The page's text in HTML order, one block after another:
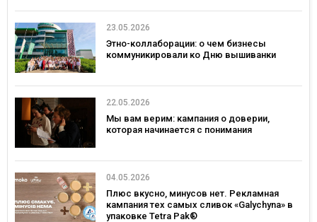
23.05.2026
Этно-коллаборации: о чем бизнесы
коммуникировали ко Дню вышиванки
22.05.2026
Мы вам верим: кампания о доверии,
которая начинается с понимания
04.05.2026
Плюс вкусно, минусов нет. Рекламная
кампания тех самых сливок «Galychyna» в
упаковке Tetra Pak®